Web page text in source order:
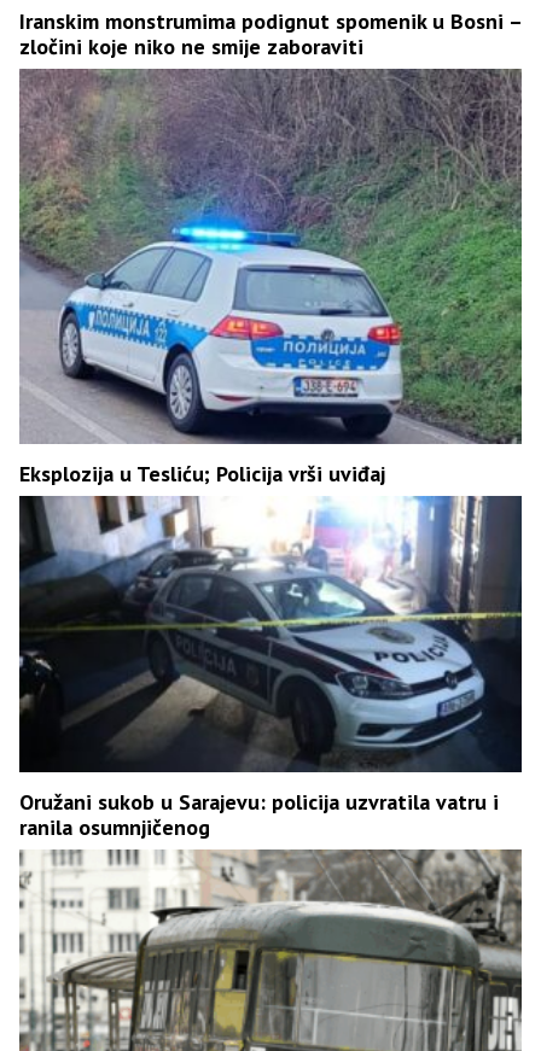
Iranskim monstrumima podignut spomenik u Bosni –
zločini koje niko ne smije zaboraviti
Eksplozija u Tesliću; Policija vrši uviđaj
Oružani sukob u Sarajevu: policija uzvratila vatru i
ranila osumnjičenog